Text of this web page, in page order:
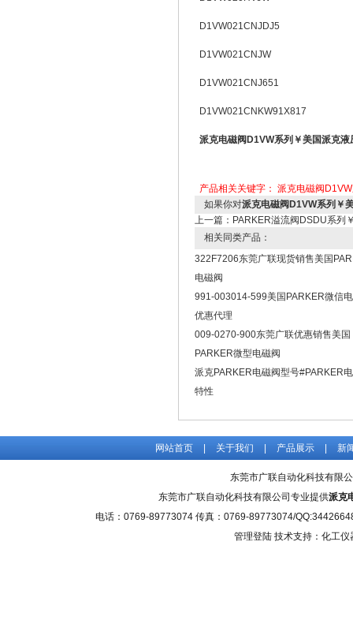
D1VW021CNJDJ5
D1VW021CNJW
D1VW021CNJ651
D1VW021CNKW91X817
派克电磁阀D1VW系列￥美国派克液
产品相关关键字： 派克电磁阀
如果你对派克电磁阀D1VW系列￥
上一篇： PARKER溢流阀DSDU系列
相关同类产品：
322F7206东莞广联现货销售美国
电磁阀
991-003014-599美国PARKER微信
优惠代理
009-0270-900东莞广联优惠销售美国
PARKER微型电磁阀
派克PARKER电磁阀型号#PARKER
特性
网站首页 关于我们 产品展示 新
东莞市广联自动化科技有限
东莞市广联自动化科技有限公司专业提供派克
电话：0769-89773074 传真：0769-89773074/
管理登陆 技术支持：化工